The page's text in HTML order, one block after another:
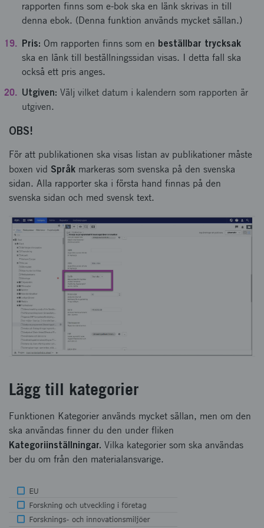
rapporten finns som e-bok ska en länk skrivas in till
denna ebok. (Denna funktion används mycket sällan.)
Pris: Om rapporten finns som en beställbar trycksak
ska en länk till beställningssidan visas. I detta fall ska
också ett pris anges.
Utgiven: Välj vilket datum i kalendern som rapporten är
utgiven.
OBS!
För att publikationen ska visas listan av publikationer måste
boxen vid Språk markeras som svenska på den svenska
sidan. Alla rapporter ska i första hand finnas på den
svenska sidan och med svensk text.
Lägg till kategorier
Funktionen Kategorier används mycket sällan, men om den
ska användas finner du den under fliken
Kategoriinställningar. Vilka kategorier som ska användas
ber du om från den materialansvarige.